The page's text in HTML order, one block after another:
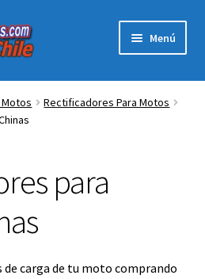
Menú
Rectificadores Para Motos
para
carga de tu moto comprando